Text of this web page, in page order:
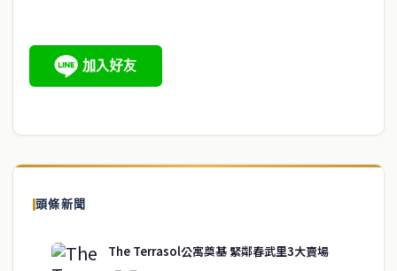
頭條新聞
The Terrasol公寓奠基 緊鄰春武里3大賣場